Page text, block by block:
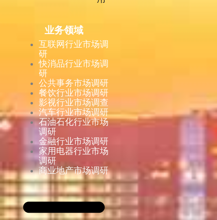
业务领域
互联网行业市场调
研
快消品行业市场调
研
公共事务市场调研
餐饮行业市场调研
影视行业市场调查
汽车行业市场调研
石油石化行业市场
调研
金融行业市场调研
家用电器行业市场
调研
商业地产市场调研